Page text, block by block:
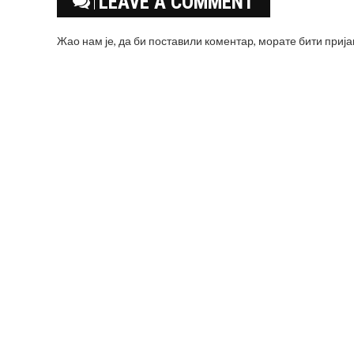
Жао нам је, да би поставили коментар, моратебити